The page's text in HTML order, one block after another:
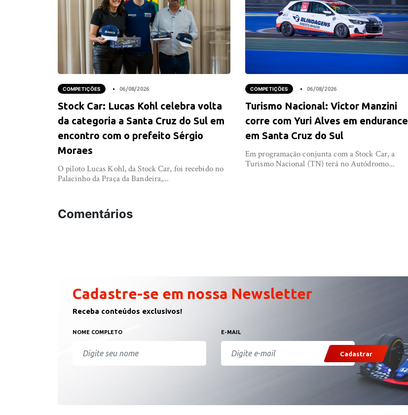
COMPETIÇÕES 06/08/2026
Stock Car: Lucas Kohl celebra volta
da categoria a Santa Cruz do Sul em
encontro com o prefeito Sérgio
Moraes
O piloto Lucas Kohl, da Stock Car, foi recebido no
Palacinho da Praça da Bandeira,...
COMPETIÇÕES 06/08/2026
Turismo Nacional: Victor Manzini
corre com Yuri Alves em endurance
em Santa Cruz do Sul
Em programação conjunta com a Stock Car, a
Turismo Nacional (TN) terá no Autódromo...
Comentários
Cadastre-se em nossa Newsletter
Receba conteúdos exclusivos!
NOME COMPLETO E-MAIL
Cadastrar